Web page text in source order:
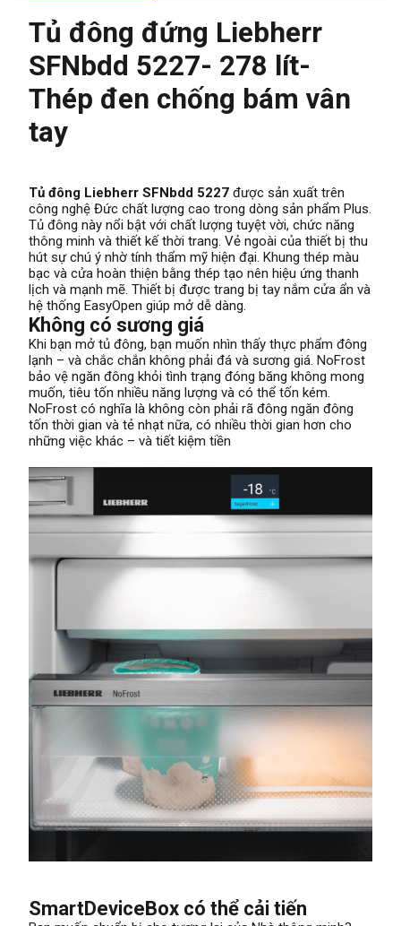
Tủ đông đứng Liebherr
SFNbdd 5227- 278 lít-
Thép đen chống bám vân
tay
Tủ đông Liebherr SFNbdd 5227 được sản xuất trên
công nghệ Đức chất lượng cao trong dòng sản phẩm Plus.
Tủ đông này nổi bật với chất lượng tuyệt vời, chức năng
thông minh và thiết kế thời trang. Vẻ ngoài của thiết bị thu
hút sự chú ý nhờ tính thẩm mỹ hiện đại. Khung thép màu
bạc và cửa hoàn thiện bằng thép tạo nên hiệu ứng thanh
lịch và mạnh mẽ. Thiết bị được trang bị tay nắm cửa ẩn và
hệ thống EasyOpen giúp mở dễ dàng.
Không có sương giá
Khi bạn mở tủ đông, bạn muốn nhìn thấy thực phẩm đông
lạnh – và chắc chắn không phải đá và sương giá. NoFrost
bảo vệ ngăn đông khỏi tình trạng đóng băng không mong
muốn, tiêu tốn nhiều năng lượng và có thể tốn kém.
NoFrost có nghĩa là không còn phải rã đông ngăn đông
tốn thời gian và tẻ nhạt nữa, có nhiều thời gian hơn cho
những việc khác – và tiết kiệm tiền
SmartDeviceBox có thể cải tiến